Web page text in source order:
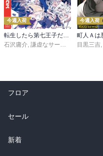
今週入荷
転生したら第七王子だったので、気ままに魔術を極めます（２４）
石沢庸介, 謙虚なサークル メル。
今週入荷
目黒三吉,
フロア
総合
ラノベ
セール
総合
新着